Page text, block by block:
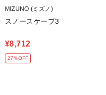
MIZUNO (ミズノ)
スノースケープ3
¥8,712
27％OFF